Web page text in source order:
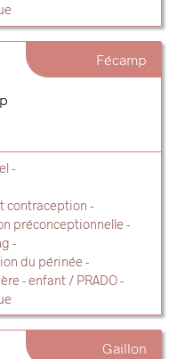
Fécamp
contraception
préconceptionnelle
du périnée
- enfant / PRADO
Gaillon